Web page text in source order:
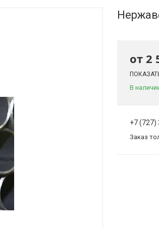
от 2
В
+7 (727)
Заказ